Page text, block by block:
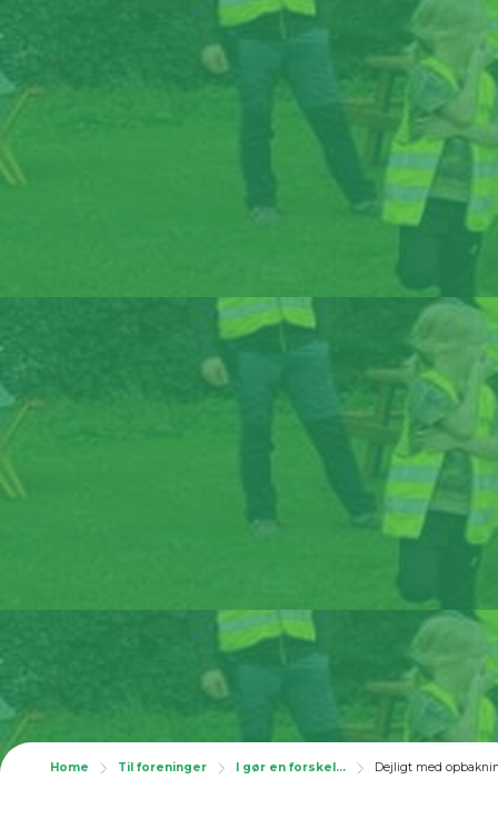
Home Til foreninger I gør en forskel... Dejligt med